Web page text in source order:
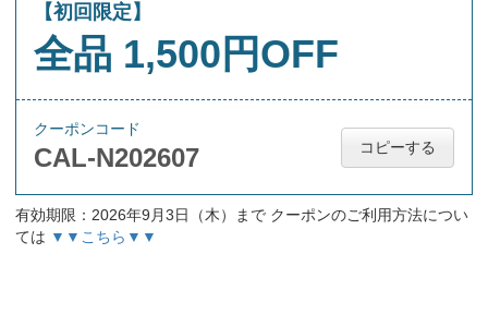
【初回限定】
全品 1,500円OFF
クーポンコード
CAL-N202607 コピーする
有効期限：2026年9月3日（木）まで クーポンのご利用方法につい
ては ▼▼こちら▼▼